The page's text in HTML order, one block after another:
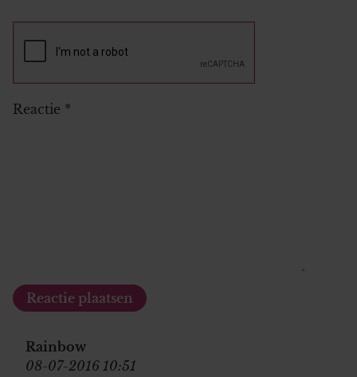
Reactie *
Rainbow
08-07-2016 10:51